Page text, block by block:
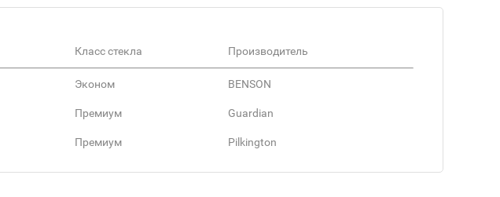
Класс стекла Производитель
Эконом BENSON
Премиум Guardian
Премиум Pilkington